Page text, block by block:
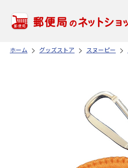
ホーム グッズストア スヌーピー